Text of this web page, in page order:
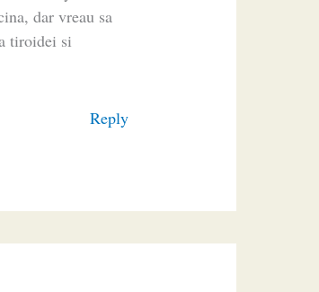
dar vreau sa
tiroidei si
Reply